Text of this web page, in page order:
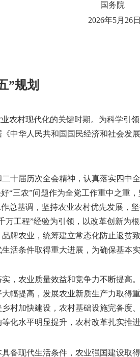
国
2026年5
”规划
农村现代化的关键时期。为科学引
中华人民共和国国民经济和社会发
十届历次全会精神，认真落实四中全
“三农”问题作为全党工作重中之重
总基调，坚持农业农村优先发展，
工程”经验为引领，以改革创新为根
牌农业，统筹建立常态化防止返贫致
活条件取得重大进展，为确保基本
，农业质量效益和竞争力不断提高
幅提高，发展农业新质生产力取得重
村加快建设，农村基础设施完备度
化水平明显提升，农村改革扎实推
备现代生活条件，农业强国建设取